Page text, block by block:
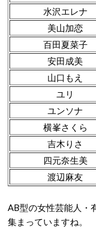
水沢エレナ
美山加恋
百田夏菜子
安田成美
山口もえ
ユリ
ユンソナ
横峯さくら
吉木りさ
四元奈生美
渡辺麻友
AB型の女性芸能人・
集まっていますね。